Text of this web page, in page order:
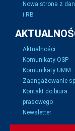
Nowa strona z
i RB
Aktualności
Komunikaty OSP
Komunikaty UMM
Zaangażowanie
Kontakt do biura
prasowego
Newsletter